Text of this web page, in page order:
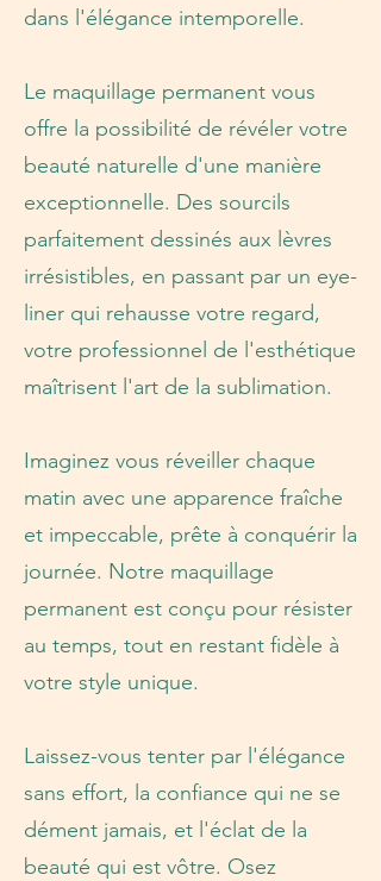
dans l'élégance intemporelle.
Le maquillage permanent vous
offre la possibilité de révéler votre
beauté naturelle d'une manière
exceptionnelle. Des sourcils
parfaitement dessinés aux lèvres
irrésistibles, en passant par un eye-
liner qui rehausse votre regard,
votre professionnel de l'esthétique
maîtrisent l'art de la sublimation.
Imaginez vous réveiller chaque
matin avec une apparence fraîche
et impeccable, prête à conquérir la
journée. Notre maquillage
permanent est conçu pour résister
au temps, tout en restant fidèle à
votre style unique.
Laissez-vous tenter par l'élégance
sans effort, la confiance qui ne se
dément jamais, et l'éclat de la
beauté qui est vôtre. Osez